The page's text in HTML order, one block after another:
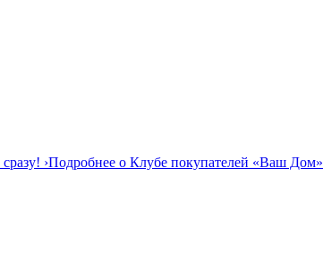
сразу! ›Подробнее о Клубе покупателей «Ваш Дом»